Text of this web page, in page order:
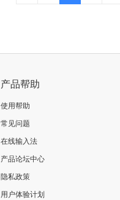
产品帮助
使用帮助
常见问题
在线输入法
产品论坛中心
隐私政策
用户体验计划